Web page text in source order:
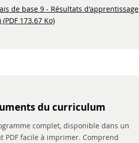
de base 9 - Résultats d'apprentissage
(PDF 173.67 Ko)
du curriculum
complet, disponible dans un
PDF facile à imprimer. Comprend